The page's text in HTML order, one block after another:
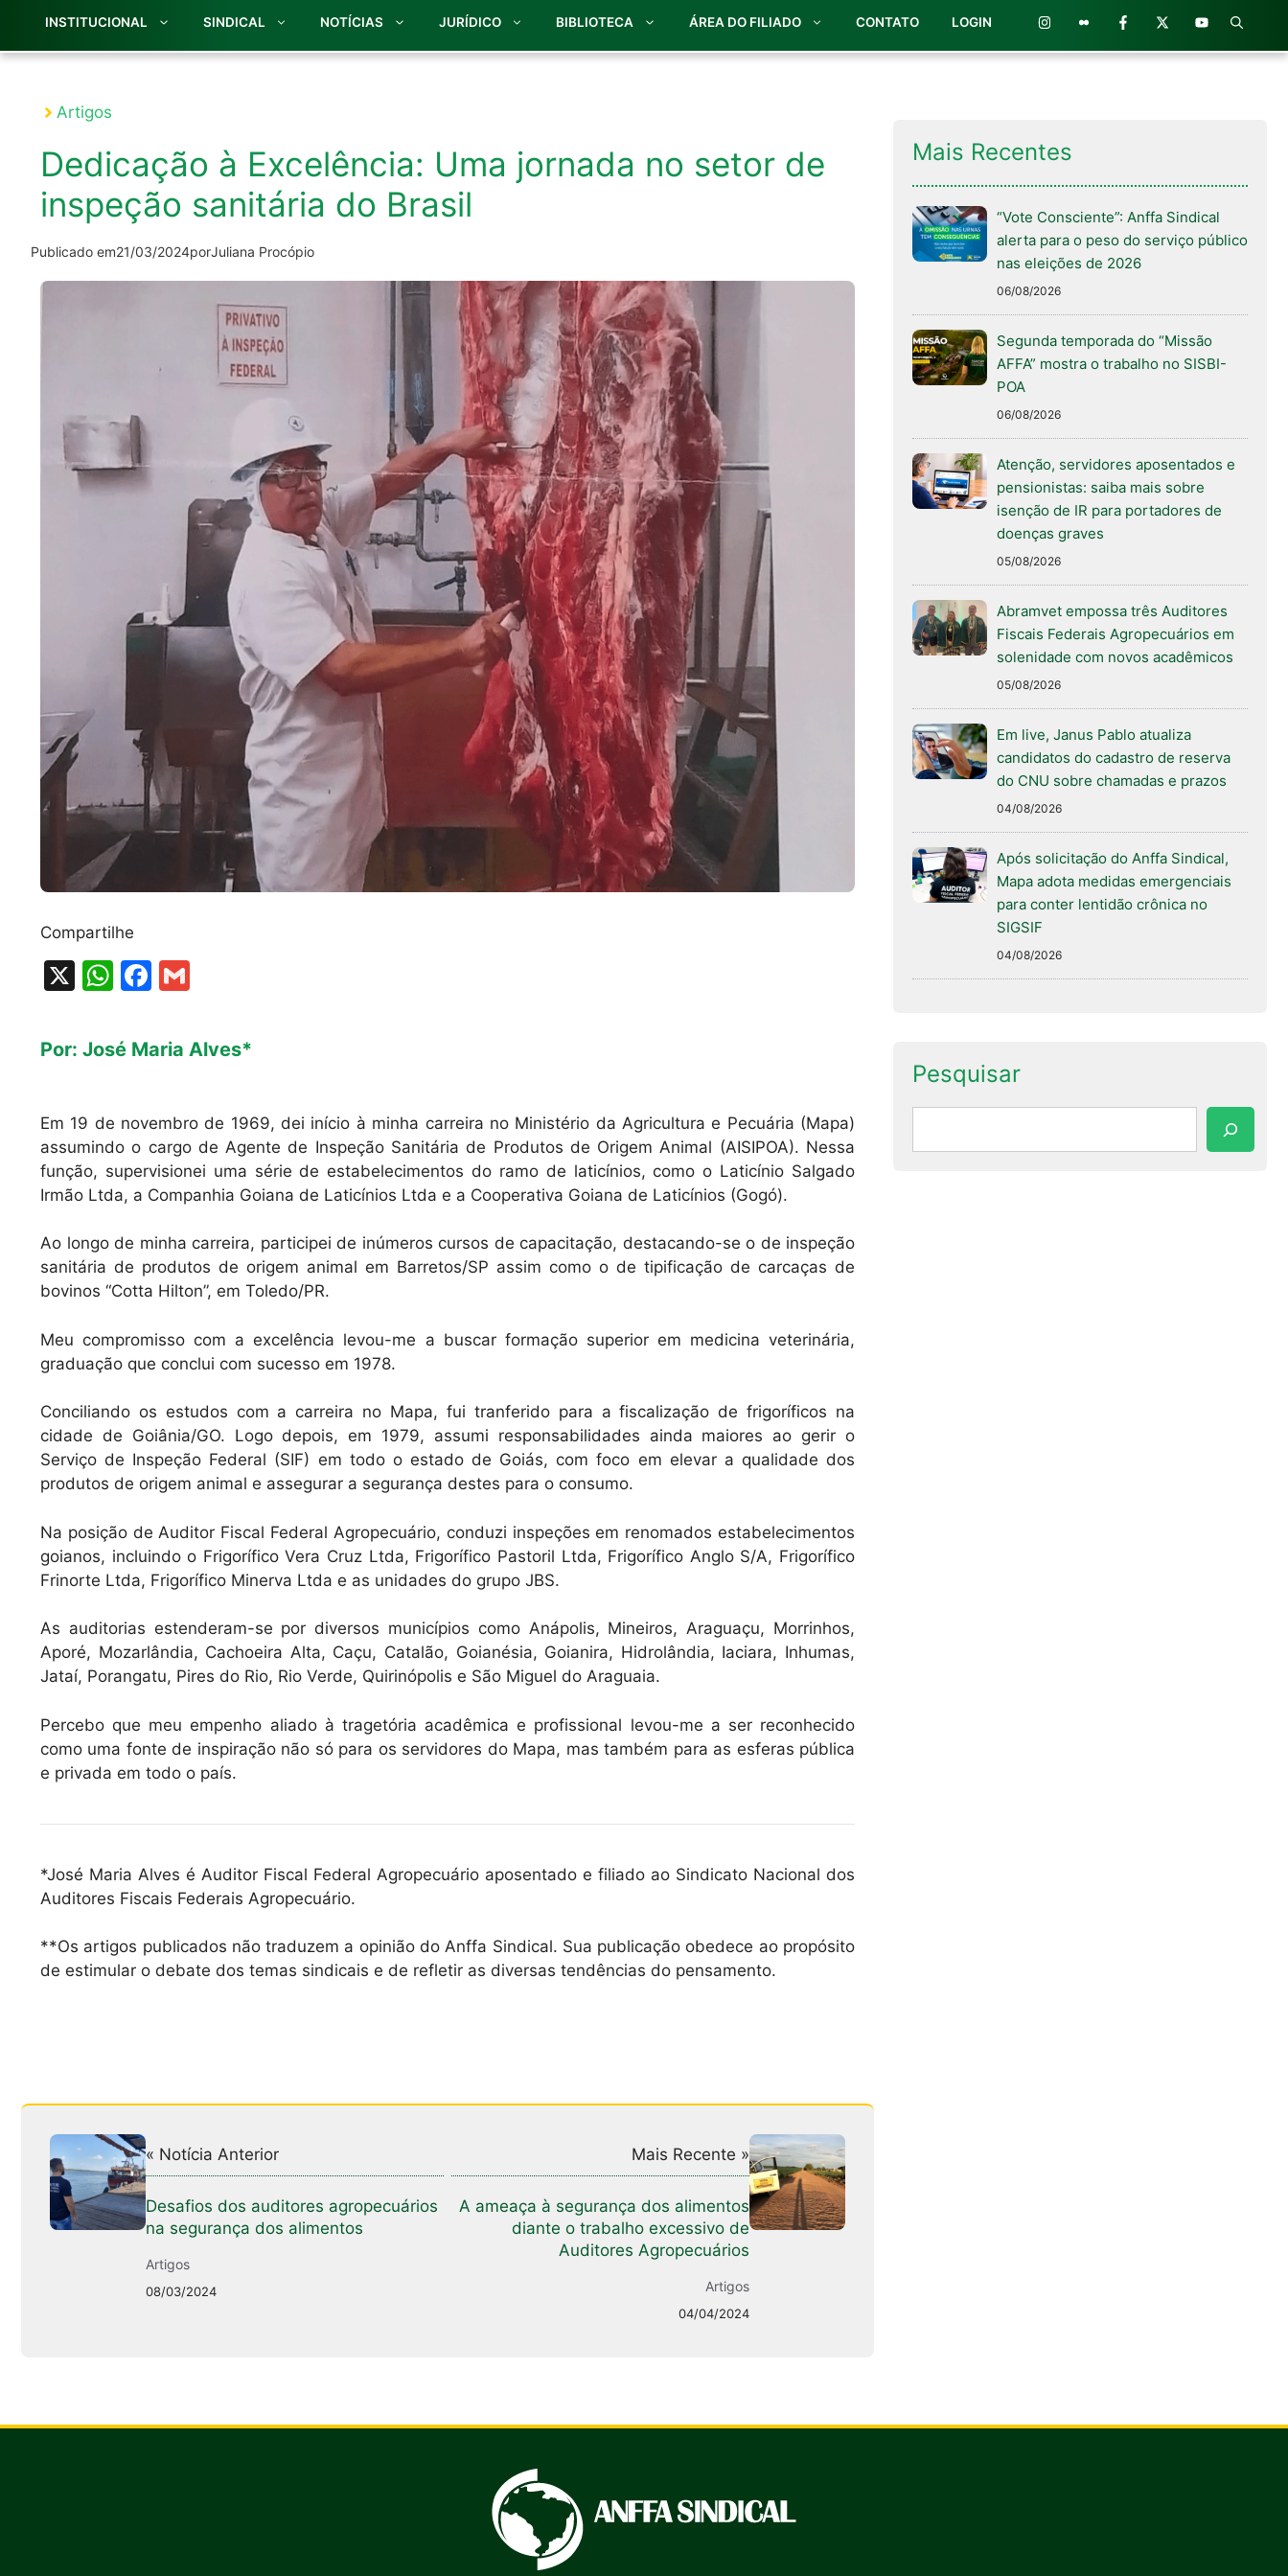
INSTITUCIONAL SINDICAL NOTÍCIAS JURÍDICO BIBLIOTECA ÁREA DO FILIADO CONTATO LOGIN
Artigos
Dedicação à Excelência: Uma jornada no setor de
inspeção sanitária do Brasil
Publicado em21/03/2024porJuliana Procópio
Compartilhe
X
W
at
s
p
p
F
c
e
o
o
k
ai
l
Por: José Maria Alves*
Em 19 de novembro de 1969, dei início à minha carreira no Ministério da Agricultura e Pecuária (Mapa)
assumindo o cargo de Agente de Inspeção Sanitária de Produtos de Origem Animal (AISIPOA). Nessa
função, supervisionei uma série de estabelecimentos do ramo de laticínios, como o Laticínio Salgado
Irmão Ltda, a Companhia Goiana de Laticínios Ltda e a Cooperativa Goiana de Laticínios (Gogó).
Ao longo de minha carreira, participei de inúmeros cursos de capacitação, destacando-se o de inspeção
sanitária de produtos de origem animal em Barretos/SP assim como o de tipificação de carcaças de
bovinos “Cotta Hilton”, em Toledo/PR.
Meu compromisso com a excelência levou-me a buscar formação superior em medicina veterinária,
graduação que conclui com sucesso em 1978.
Conciliando os estudos com a carreira no Mapa, fui tranferido para a fiscalização de frigoríficos na
cidade de Goiânia/GO. Logo depois, em 1979, assumi responsabilidades ainda maiores ao gerir o
Serviço de Inspeção Federal (SIF) em todo o estado de Goiás, com foco em elevar a qualidade dos
produtos de origem animal e assegurar a segurança destes para o consumo.
Na posição de Auditor Fiscal Federal Agropecuário, conduzi inspeções em renomados estabelecimentos
goianos, incluindo o Frigorífico Vera Cruz Ltda, Frigorífico Pastoril Ltda, Frigorífico Anglo S/A, Frigorífico
Frinorte Ltda, Frigorífico Minerva Ltda e as unidades do grupo JBS.
As auditorias estenderam-se por diversos municípios como Anápolis, Mineiros, Araguaçu, Morrinhos,
Aporé, Mozarlândia, Cachoeira Alta, Caçu, Catalão, Goianésia, Goianira, Hidrolândia, Iaciara, Inhumas,
Jataí, Porangatu, Pires do Rio, Rio Verde, Quirinópolis e São Miguel do Araguaia.
Percebo que meu empenho aliado à tragetória acadêmica e profissional levou-me a ser reconhecido
como uma fonte de inspiração não só para os servidores do Mapa, mas também para as esferas pública
e privada em todo o país.
*José Maria Alves é Auditor Fiscal Federal Agropecuário aposentado e filiado ao Sindicato Nacional dos
Auditores Fiscais Federais Agropecuário.
**Os artigos publicados não traduzem a opinião do Anffa Sindical. Sua publicação obedece ao propósito
de estimular o debate dos temas sindicais e de refletir as diversas tendências do pensamento.
« Notícia Anterior
Desafios dos auditores agropecuários
na segurança dos alimentos
Artigos
08/03/2024
Mais Recente »
A ameaça à segurança dos alimentos
diante o trabalho excessivo de
Auditores Agropecuários
Artigos
04/04/2024
Mais Recentes
“Vote Consciente”: Anffa Sindical
alerta para o peso do serviço público
nas eleições de 2026
06/08/2026
Segunda temporada do “Missão
AFFA” mostra o trabalho no SISBI-
POA
06/08/2026
Atenção, servidores aposentados e
pensionistas: saiba mais sobre
isenção de IR para portadores de
doenças graves
05/08/2026
Abramvet empossa três Auditores
Fiscais Federais Agropecuários em
solenidade com novos acadêmicos
05/08/2026
Em live, Janus Pablo atualiza
candidatos do cadastro de reserva
do CNU sobre chamadas e prazos
04/08/2026
Após solicitação do Anffa Sindical,
Mapa adota medidas emergenciais
para conter lentidão crônica no
SIGSIF
04/08/2026
Pesquisar